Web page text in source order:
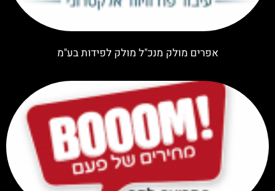
אפרים מולק מנכ"ל מולק לפידות בע"מ